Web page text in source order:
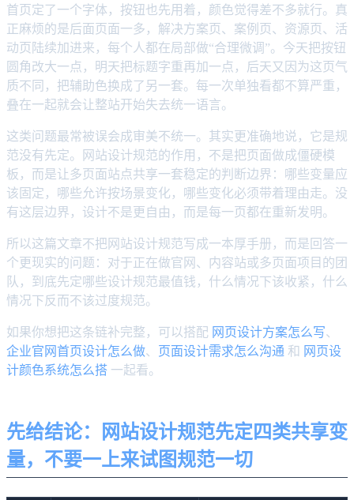
首页定了一个字体，按钮也先用着，颜色觉得差不多就行。真
正麻烦的是后面页面一多，解决方案页、案例页、资源页、活
动页陆续加进来，每个人都在局部做“合理微调”。今天把按钮
圆角改大一点，明天把标题字重再加一点，后天又因为这页气
质不同，把辅助色换成了另一套。每一次单独看都不算严重，
叠在一起就会让整站开始失去统一语言。
这类问题最常被误会成审美不统一。其实更准确地说，它是规
范没有先定。网站设计规范的作用，不是把页面做成僵硬模
板，而是让多页面站点共享一套稳定的判断边界：哪些变量应
该固定，哪些允许按场景变化，哪些变化必须带着理由走。没
有这层边界，设计不是更自由，而是每一页都在重新发明。
所以这篇文章不把网站设计规范写成一本厚手册，而是回答一
个更现实的问题：对于正在做官网、内容站或多页面项目的团
队，到底先定哪些设计规范最值钱，什么情况下该收紧，什么
情况下反而不该过度规范。
如果你想把这条链补完整，可以搭配 网页设计方案怎么写、
企业官网首页设计怎么做、 页面设计需求怎么沟通 和 网页设
计颜色系统怎么搭 一起看。
先给结论：网站设计规范先定四类共享变
量，不要一上来试图规范一切